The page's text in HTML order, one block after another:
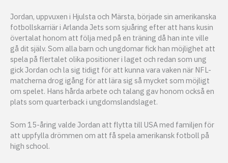
Jordan, uppvuxen i Hjulsta och Märsta, började sin amerikanska
fotbollskarriär i Arlanda Jets som sjuåring efter att hans kusin
övertalat honom att följa med på en träning då han inte ville
gå dit själv. Som alla barn och ungdomar fick han möjlighet att
spela på flertalet olika positioner i laget och redan som ung
gick Jordan och la sig tidigt för att kunna vara vaken när NFL-
matcherna drog igång för att lära sig så mycket som möjligt
om spelet. Hans hårda arbete och talang gav honom också en
plats som quarterback i ungdomslandslaget.
Som 15-åring valde Jordan att flytta till USA med familjen för
att uppfylla drömmen om att få spela amerikansk fotboll på
high school.